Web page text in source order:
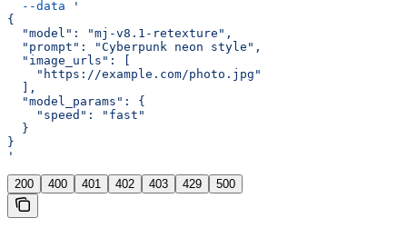
  --data
'
{
  "model": "mj-v8.1-retexture",
  "prompt": "Cyberpunk neon style",
  "image_urls": [
    "https://example.com/photo.jpg"
  ],
  "model_params": {
    "speed": "fast"
  }
}
'
200 400 401 402 403 429 500